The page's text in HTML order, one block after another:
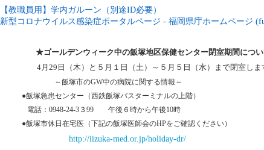
【教職員用】学内ガルーン（別途ID必要）
新型コロナウイルス感染症ポータルページ - 福岡県庁ホームページ
★ゴールデンウィーク中の飯塚地区保健センター閉室期間につ
4月 29 日（木）と５月１日（土）～５月５日（水）まで閉室しま
～飯塚市のGW中の病院に関する情報～
●飯塚急患センター（西鉄飯塚バスターミナルの上階）
電話： 0948-24-3 ３ 99 午後６時から午後10時
●飯塚市休日在宅医（下記の飯塚医師会のHPをご確認ください）
http://iizuka-med.or.jp/holiday-dr/